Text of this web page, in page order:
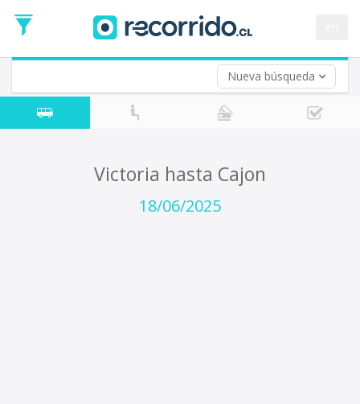
Nueva búsqueda
de
Ida
Vuelta (opcional)
Fecha
de
Victoria hasta Cajon
18/06/2025